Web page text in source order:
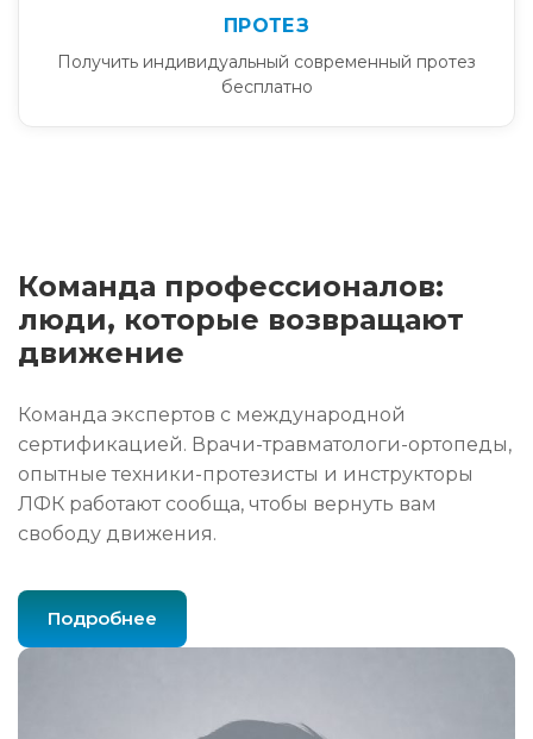
ПРОТЕЗ
Получить индивидуальный современный протез
бесплатно
Команда профессионалов:
люди, которые возвращают
движение
Команда экспертов с международной
сертификацией. Врачи-травматологи-ортопеды,
опытные техники-протезисты и инструкторы
ЛФК работают сообща, чтобы вернуть вам
свободу движения.
Подробнее